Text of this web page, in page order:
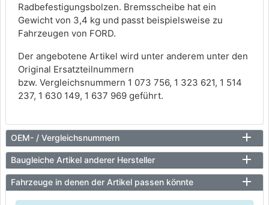
Radbefestigungsbolzen. Bremsscheibe hat ein
Gewicht von 3,4 kg und passt beispielsweise zu
Fahrzeugen von FORD.
Der angebotene Artikel wird unter anderem unter den
Original Ersatzteilnummern
bzw. Vergleichsnummern 1 073 756, 1 323 621, 1 514
237, 1 630 149, 1 637 969 geführt.
OEM- / Vergleichsnummern
Baugleiche Artikel anderer Hersteller
Fahrzeuge in denen der Artikel passen könnte